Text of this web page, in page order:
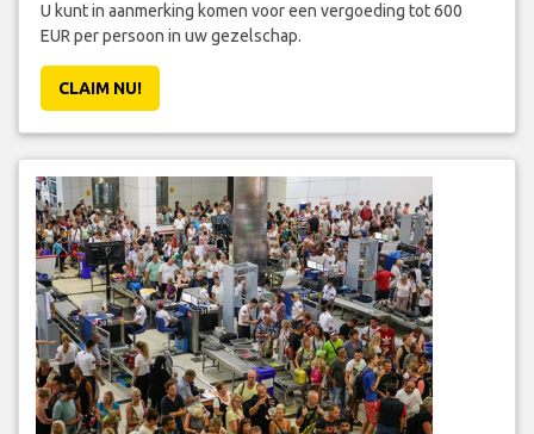
U kunt in aanmerking komen voor een vergoeding tot 600
EUR per persoon in uw gezelschap.
CLAIM NU!